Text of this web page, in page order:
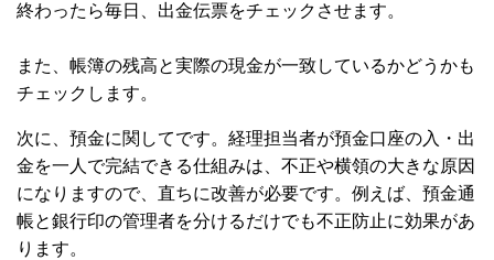
終わったら毎日、出金伝票をチェックさせます。
また、帳簿の残高と実際の現金が一致しているかどうかも
チェックします。
次に、預金に関してです。経理担当者が預金口座の入・出
金を一人で完結できる仕組みは、不正や横領の大きな原因
になりますので、直ちに改善が必要です。例えば、預金通
帳と銀行印の管理者を分けるだけでも不正防止に効果があ
ります。